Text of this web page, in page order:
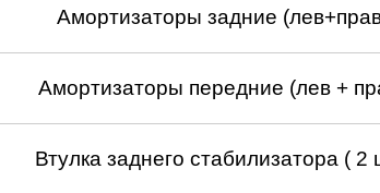
Амортизаторы задние
Амортизаторы передние (лев +
Втулка заднего стабилизатора ( 2